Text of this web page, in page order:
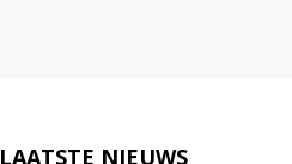
LAATSTE NIEUWS